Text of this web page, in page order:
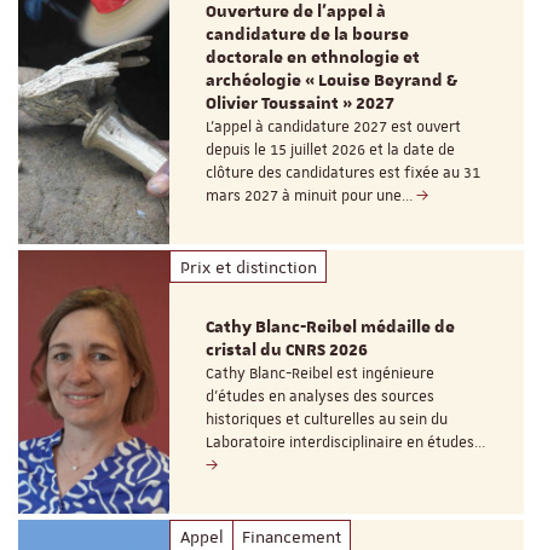
Ouverture de l'appel à
candidature de la bourse
doctorale en ethnologie et
archéologie « Louise Beyrand &
Olivier Toussaint » 2027
L’appel à candidature 2027 est ouvert
depuis le 15 juillet 2026 et la date de
clôture des candidatures est fixée au 31
mars 2027 à minuit pour une…
Prix et distinction
Cathy Blanc-Reibel médaille de
cristal du CNRS 2026
Cathy Blanc-Reibel est ingénieure
d’études en analyses des sources
historiques et culturelles au sein du
Laboratoire interdisciplinaire en études…
Appel Financement